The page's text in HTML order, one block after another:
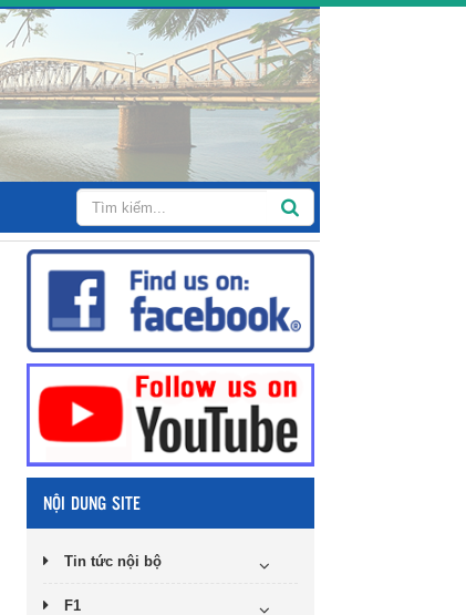
NỘI DUNG SITE
Tin tức nội bộ
F1